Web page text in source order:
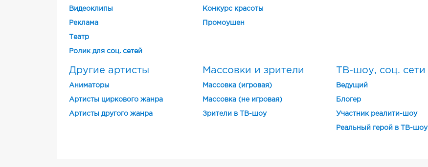
Видеоклипы
Реклама
Театр
Ролик для соц. сетей
Конкурс красоты
Промоушен
Другие артисты
Аниматоры
Артисты циркового жанра
Артисты другого жанра
Массовки и зрители
Массовка (игровая)
Массовка (не игровая)
Зрители в ТВ-шоу
ТВ-шоу, соц. сети
Ведущий
Блогер
Участник реалити-шоу
Реальный герой в ТВ-шоу